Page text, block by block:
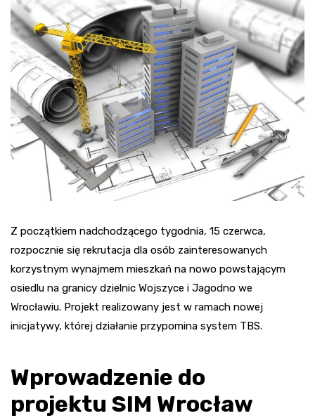
Z początkiem nadchodzącego tygodnia, 15 czerwca,
rozpocznie się rekrutacja dla osób zainteresowanych
korzystnym wynajmem mieszkań na nowo powstającym
osiedlu na granicy dzielnic Wojszyce i Jagodno we
Wrocławiu. Projekt realizowany jest w ramach nowej
inicjatywy, której działanie przypomina system TBS.
Wprowadzenie do
projektu SIM Wrocław